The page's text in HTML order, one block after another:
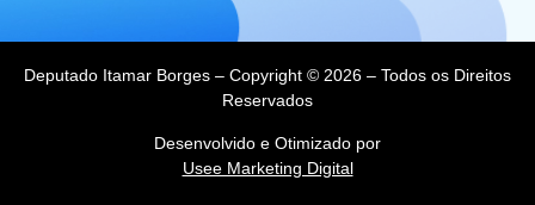
Deputado Itamar Borges – Copyright © 2026 – Todos os Direitos
Reservados
Desenvolvido e Otimizado por
Usee Marketing Digital